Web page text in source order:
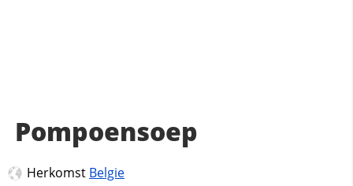
Pompoensoep
Herkomst Belgie